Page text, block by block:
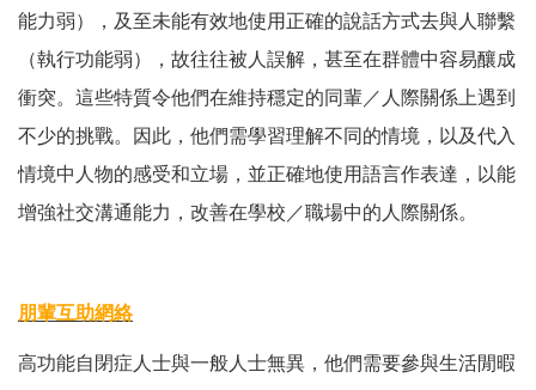
能力弱），及至未能有效地使用正確的說話方式去與人聯繫
（執行功能弱），故往往被人誤解，甚至在群體中容易釀成
衝突。這些特質令他們在維持穩定的同輩／人際關係上遇到
不少的挑戰。因此，他們需學習理解不同的情境，以及代入
情境中人物的感受和立場，並正確地使用語言作表達，以能
增強社交溝通能力，改善在學校／職場中的人際關係。
朋輩互助網絡
高功能自閉症人士與一般人士無異，他們需要參與生活閒暇